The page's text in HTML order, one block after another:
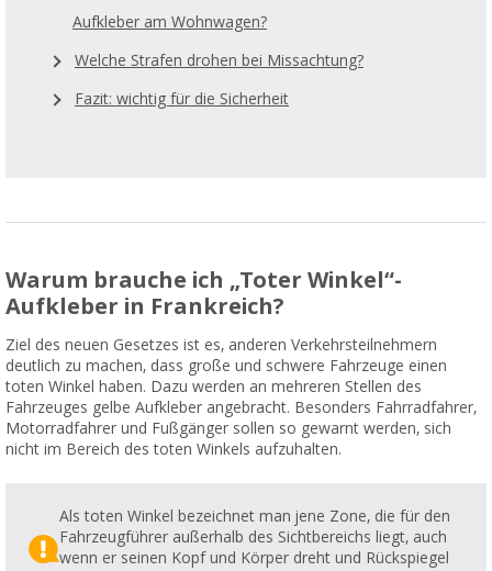
Aufkleber am Wohnwagen?
Welche Strafen drohen bei Missachtung?
Fazit: wichtig für die Sicherheit
Warum brauche ich „Toter Winkel“-
Aufkleber in Frankreich?
Ziel des neuen Gesetzes ist es, anderen Verkehrsteilnehmern
deutlich zu machen, dass große und schwere Fahrzeuge einen
toten Winkel haben. Dazu werden an mehreren Stellen des
Fahrzeuges gelbe Aufkleber angebracht. Besonders Fahrradfahrer,
Motorradfahrer und Fußgänger sollen so gewarnt werden, sich
nicht im Bereich des toten Winkels aufzuhalten.
Als toten Winkel bezeichnet man jene Zone, die für den
Fahrzeugführer außerhalb des Sichtbereichs liegt, auch
wenn er seinen Kopf und Körper dreht und Rückspiegel